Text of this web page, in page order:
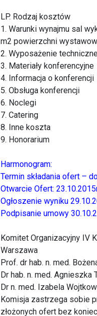
LP. Rodzaj kosztów
1. Warunki wynajmu sal
m2 powierzchni
2. Wyposażenie
3. Materiały konferencyjne
4. Informacja o konferencji
5. Obsługa konferencji
6. Noclegi
7. Catering
8. Inne koszta
9. Honorarium
Harmonogram:
Termin składania ofert –
Otwarcie Ofert:
Ogłoszenie wyniku
Podpisanie umowy
Komitet Organizacyjny IV
Warszawa
Prof. dr hab. n. med.
Dr hab. n. med. Agnieszka
Dr n. med. Izabela
Komisja zastrzega sobie
złożonych ofert bez